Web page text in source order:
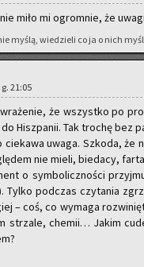
miło mi ogrom­nie, że
myślą, wie­dzie­li co ja o nich
21:05
wra­że­nie, że wszyst­ko po
Hisz­pa­nii. Tak tro­chę bez
cie­ka­wa uwaga. Szko­da,
nie mieli, bie­da­cy,
o sym­bo­licz­no­ści
Tylko pod­czas czy­ta­nia
– coś, co wy­ma­ga
strza­le, che­mii… Jakim